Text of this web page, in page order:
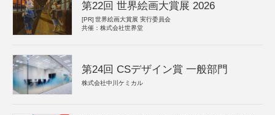
第22回 世界絵画大賞展 2026
[PR] 世界絵画大賞展 実行委員会
共催：株式会社世界堂
第24回 CSデザイン賞 一般部門
株式会社中川ケミカル